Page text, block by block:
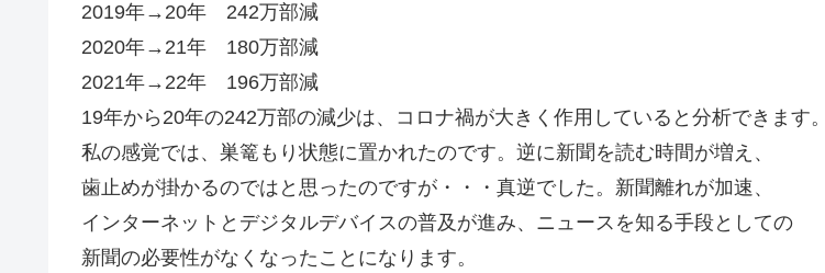
2019年→20年 242万部減
2020年→21年 180万部減
2021年→22年 196万部減
19年から20年の242万部の減少は、コロナ禍が大きく作用していると分析できます。
私の感覚では、巣篭もり状態に置かれたのです。逆に新聞を読む時間が増え、
歯止めが掛かるのではと思ったのですが・・・真逆でした。新聞離れが加速、
インターネットとデジタルデバイスの普及が進み、ニュースを知る手段としての
新聞の必要性がなくなったことになります。